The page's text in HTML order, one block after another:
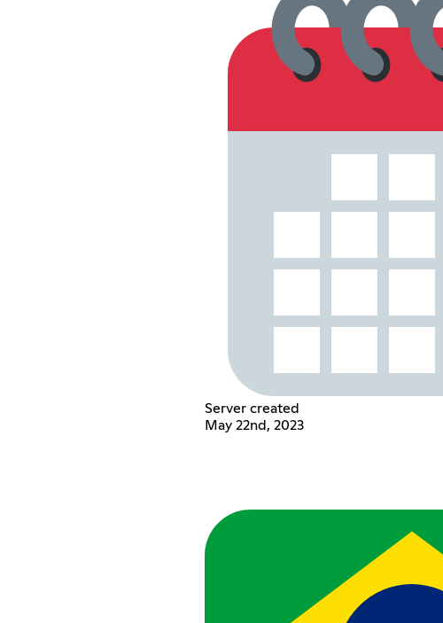
Server created
May 22nd, 2023